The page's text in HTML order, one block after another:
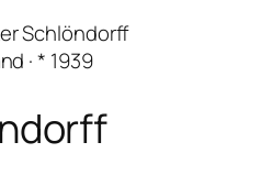
Schlöndorff
· * 1939